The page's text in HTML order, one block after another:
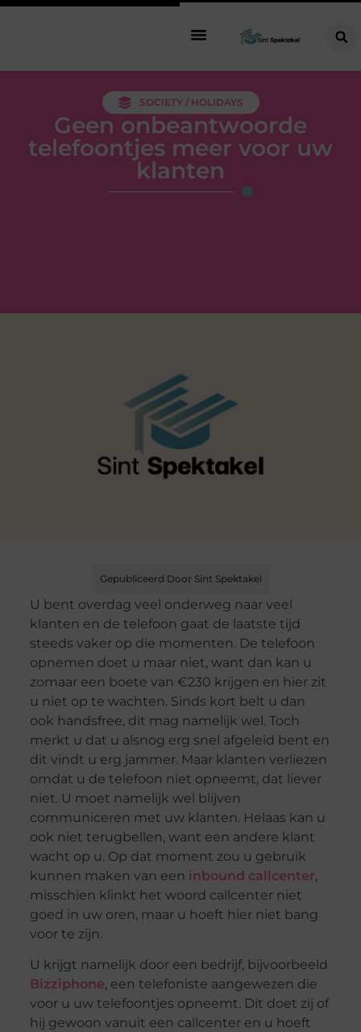
SOCIETY / HOLIDAYS
Geen onbeantwoorde
telefoontjes meer voor uw
klanten
Gepubliceerd Door Sint Spektakel
U bent overdag veel onderweg naar veel
klanten en de telefoon gaat de laatste tijd
steeds vaker op die momenten. De telefoon
opnemen doet u maar niet, want dan kan u
zomaar een boete van €230 krijgen en hier zit
u niet op te wachten. Sinds kort belt u dan
ook handsfree, dit mag namelijk wel. Toch
merkt u dat u alsnog erg snel afgeleid bent en
dit vindt u erg jammer. Maar klanten verliezen
omdat u de telefoon niet opneemt, dat liever
niet. U moet namelijk wel blijven
communiceren met uw klanten. Helaas kan u
ook niet terugbellen, want een andere klant
wacht op u. Op dat moment zou u gebruik
kunnen maken van een inbound callcenter,
misschien klinkt het woord callcenter niet
goed in uw oren, maar u hoeft hier niet bang
voor te zijn.
U krijgt namelijk door een bedrijf, bijvoorbeeld
Bizziphone, een telefoniste aangewezen die
voor u uw telefoontjes opneemt. Dit doet zij of
hij gewoon vanuit een callcenter en u hoeft